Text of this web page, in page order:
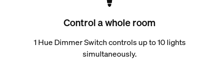
Control a whole room
1 Hue Dimmer Switch controls up to 10 lights
simultaneously.